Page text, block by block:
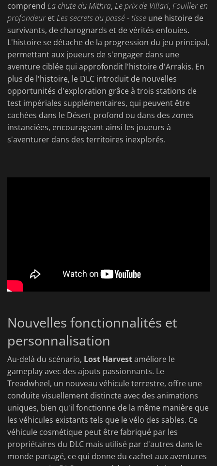
comprend La chute du Mithra, Le prix de Villari, Fouiller en
profondeuretLes secrets du passé - tisse une histoire de
survivants, de charognards et de vérités enfouies.
L'histoire se détache de la progression du jeu principal,
permettant aux joueurs de s'engager dans une
aventure ciblée qui approfondit l'histoire d'Arrakis. En
plus de l'histoire, le DLC introduit de nouvelles
opportunités d'exploration grâce à trois stations de
test impériales supplémentaires, qui peuvent être
cachées dans le Désert profond ou dans des zones
instanciées, encourageant ainsi les joueurs à
s'aventurer dans des territoires inexplorés.
Nouvelles fonctionnalités et
personnalisation
Au-delà du scénario, Lost Harvestaméliore le
gameplay avec des ajouts passionnants. Le
Treadwheel, un nouveau véhicule terrestre, offre une
conduite visuellement distincte avec des animations
uniques, bien qu'il fonctionne de la même manière que
les véhicules existants tels que le vélo des sables. Ce
véhicule cosmétique peut être fabriqué par les
propriétaires du DLC mais utilisé par d'autres dans le
monde partagé, ce qui donne du cachet aux aventures